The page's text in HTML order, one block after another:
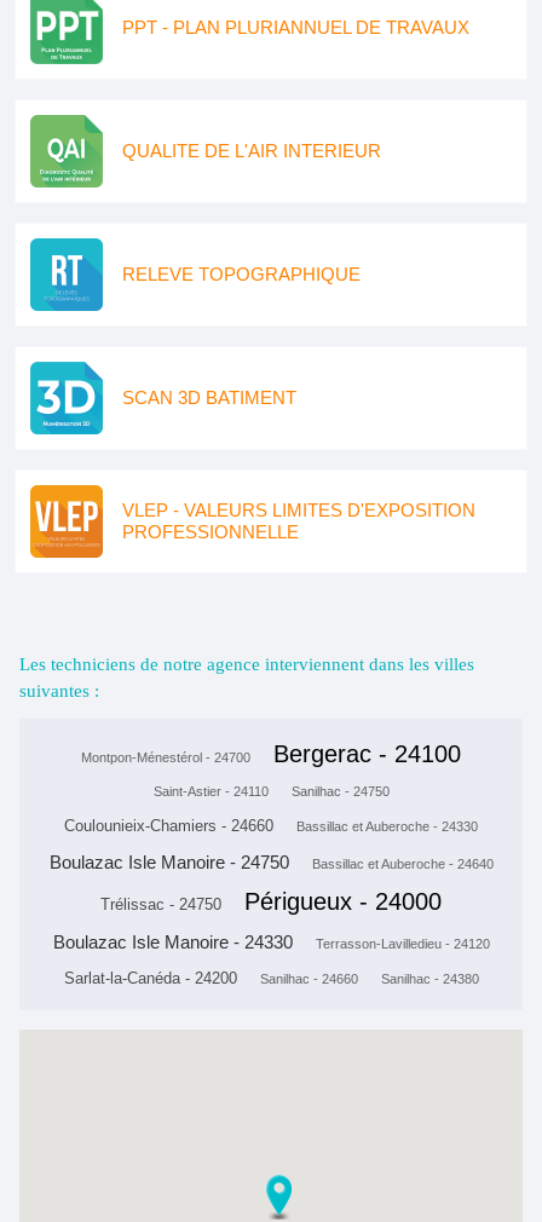
PPT - PLAN PLURIANNUEL DE TRAVAUX
QUALITE DE L'AIR INTERIEUR
RELEVE TOPOGRAPHIQUE
SCAN 3D BATIMENT
VLEP - VALEURS LIMITES D'EXPOSITION
PROFESSIONNELLE
Les techniciens de notre agence interviennent dans les villes
suivantes :
Montpon-Ménestérol - 24700 Bergerac - 24100
Saint-Astier - 24110 Sanilhac - 24750
Coulounieix-Chamiers - 24660 Bassillac et Auberoche - 24330
Boulazac Isle Manoire - 24750 Bassillac et Auberoche - 24640
Trélissac - 24750 Périgueux - 24000
Boulazac Isle Manoire - 24330 Terrasson-Lavilledieu - 24120
Sarlat-la-Canéda - 24200 Sanilhac - 24660 Sanilhac - 24380